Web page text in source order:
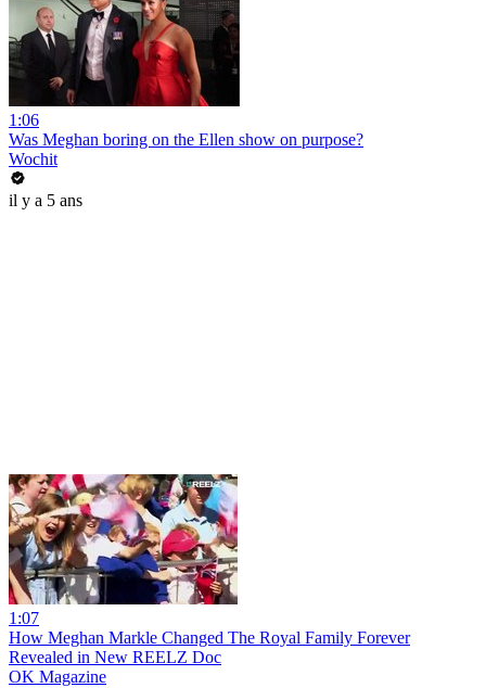
1:06
Was Meghan boring on the Ellen show on purpose?
Wochit
il y a 5 ans
1:07
How Meghan Markle Changed The Royal Family Forever
Revealed in New REELZ Doc
OK Magazine